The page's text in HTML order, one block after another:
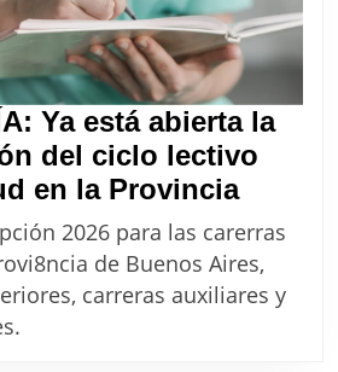
Ya está abierta la
del ciclo lectivo
en la Provincia
Ya
está
abierta
2026 para las carerras
de Buenos Aires,
carreras auxiliares y